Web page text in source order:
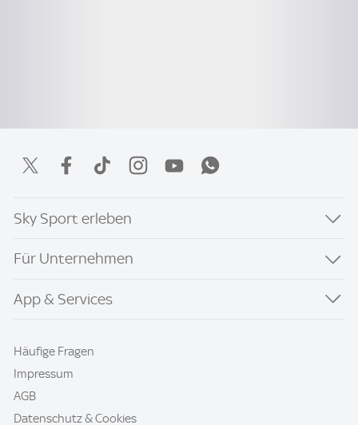
Sky Sport erleben
Für Unternehmen
App & Services
Häufige Fragen
Impressum
AGB
Datenschutz & Cookies